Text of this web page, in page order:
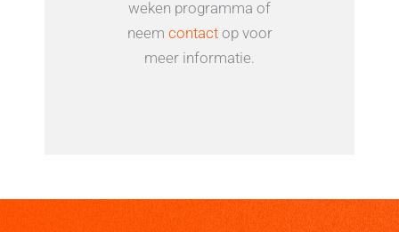
weken programma of
neem contactop voor
meer informatie.